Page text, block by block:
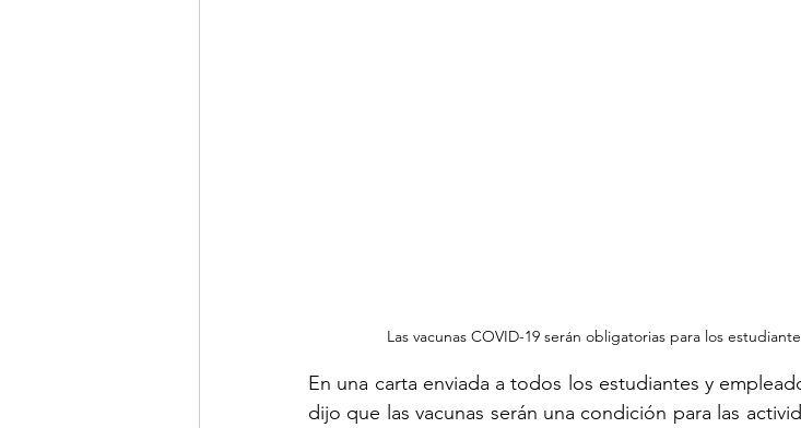
Las vacunas COVID-19 serán obligatorias para los
En una carta enviada a todos los estudiantes y
dijo que las vacunas serán una condición para las